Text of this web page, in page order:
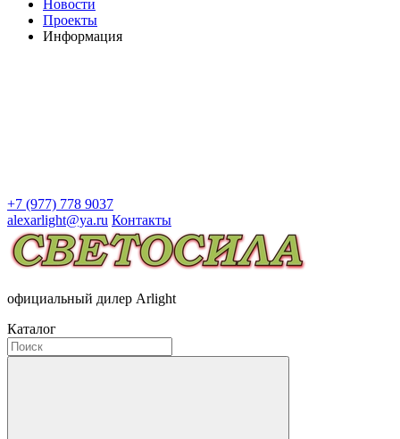
Новости
Проекты
Информация
+7 (977) 778 9037
alexarlight@ya.ru Контакты
официальный дилер Arlight
Каталог